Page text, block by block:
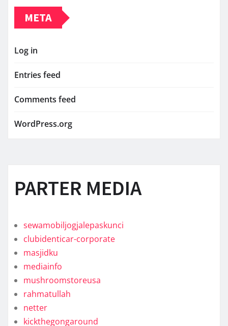
META
Log in
Entries feed
Comments feed
WordPress.org
PARTER MEDIA
sewamobiljogjalepaskunci
clubidenticar-corporate
masjidku
mediainfo
mushroomstoreusa
rahmatullah
netter
kickthegongaround